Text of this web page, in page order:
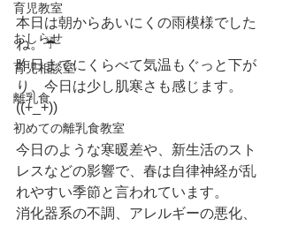
育児教室
おしらせ
育児相談室
離乳食
初めての離乳食教室
本日は朝からあいにくの雨模様でした
ね。☔
昨日までにくらべて気温もぐっと下が
り、今日は少し肌寒さも感じます。
((+_+))
今日のような寒暖差や、新生活のスト
レスなどの影響で、春は自律神経が乱
れやすい季節と言われています。
消化器系の不調、アレルギーの悪化、